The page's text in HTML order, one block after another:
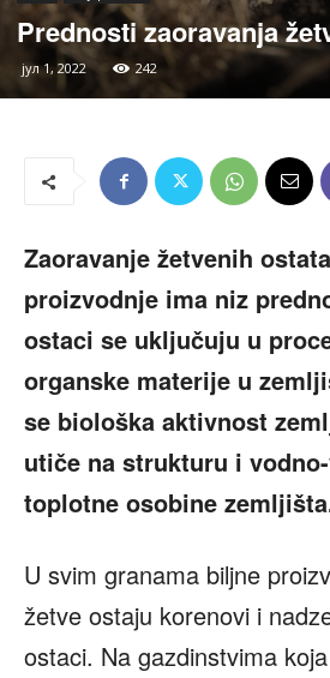
Prednosti zaoravanja
јул 1, 2022 242
Zaoravanje žetvenih
proizvodnje ima niz
ostaci se uključuju u
organske materije u
se biološka aktivnost
utiče na strukturu i
toplotne osobine
U svim granama biljne
žetve ostaju korenovi i
ostaci. Na gazdinstvima